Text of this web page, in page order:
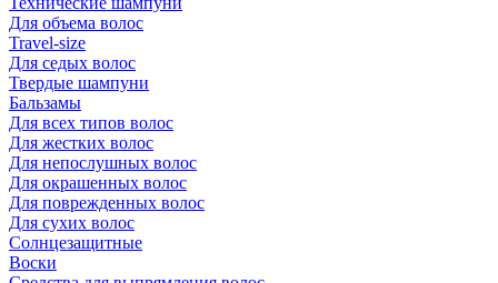
Для объема волос
Travel-size
Для седых волос
Твердые шампуни
Бальзамы
Для всех типов волос
Для жестких волос
Для непослушных волос
Для окрашенных волос
Для поврежденных волос
Для сухих волос
Солнцезащитные
Воски